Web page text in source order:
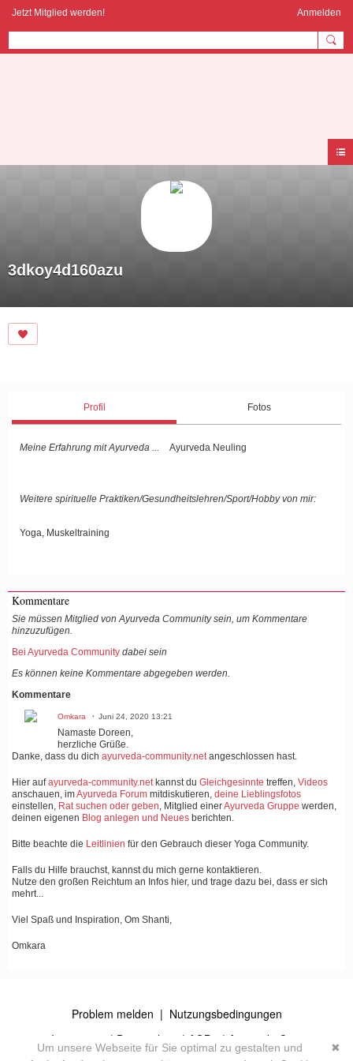
Jetzt Mitglied werden! Anmelden
3dkoy4d160azu
Profil Fotos
Meine Erfahrung mit Ayurveda ... Ayurveda Neuling
Weitere spirituelle Praktiken/Gesundheitslehren/Sport/Hobby von mir:
Yoga, Muskeltraining
Kommentare
Sie müssen Mitglied von Ayurveda Community sein, um Kommentare
hinzuzufügen.
Bei Ayurveda Community dabei sein
Es können keine Kommentare abgegeben werden.
Kommentare
Omkara Juni 24, 2020 13:21
Namaste Doreen,
herzliche Grüße.
Danke, dass du dich ayurveda-community.netangeschlossen hast.
Hier aufayurveda-community.netkannst du Gleichgesinnte treffen, Videos
anschauen, imAyurveda Forum mitdiskutieren, deine Lieblingsfotos
einstellen, Rat suchen oder geben, Mitglied einerAyurveda Gruppe werden,
deinen eigenen Blog anlegen und Neues berichten.
Bitte beachte die Leitlinien für den Gebrauch dieser Yoga Community.
Falls du Hilfe brauchst, kannst du mich gerne kontaktieren.
Nutze den großen Reichtum an Infos hier, und trage dazu bei, dass er sich
mehrt...
Viel Spaß und Inspiration, Om Shanti,
Omkara
Problem melden | Nutzungsbedingungen
Impressum | Datenschutz | AGB's
| Ayurveda Community
Powered by
✖
Um unsere Webseite für Sie optimal zu gestalten und